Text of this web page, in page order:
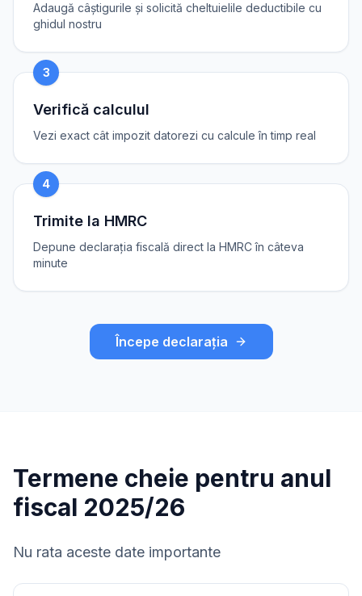
Adaugă câștigurile și solicită cheltuielile deductibile cu
ghidul nostru
3
Verifică calculul
Vezi exact cât impozit datorezi cu calcule în timp real
4
Trimite la HMRC
Depune declarația fiscală direct la HMRC în câteva
minute
Începe declarația
Termene cheie pentru anul
fiscal 2025/26
Nu rata aceste date importante